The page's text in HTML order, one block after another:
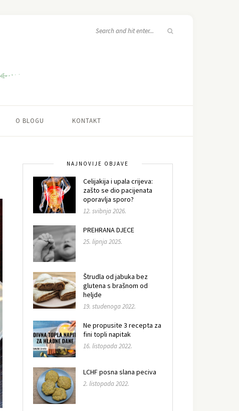
O BLOGU KONTAKT
NAJNOVIJE OBJAVE
Celijakija i upala crijeva:
zašto se dio pacijenata
oporavlja sporo?
12. svibnja 2026.
PREHRANA DJECE
25. lipnja 2025.
Štrudla od jabuka bez
glutena s brašnom od
heljde
19. studenoga 2022.
Ne propusite 3 recepta za
fini topli napitak
16. listopada 2022.
LCHF posna slana peciva
2. listopada 2022.